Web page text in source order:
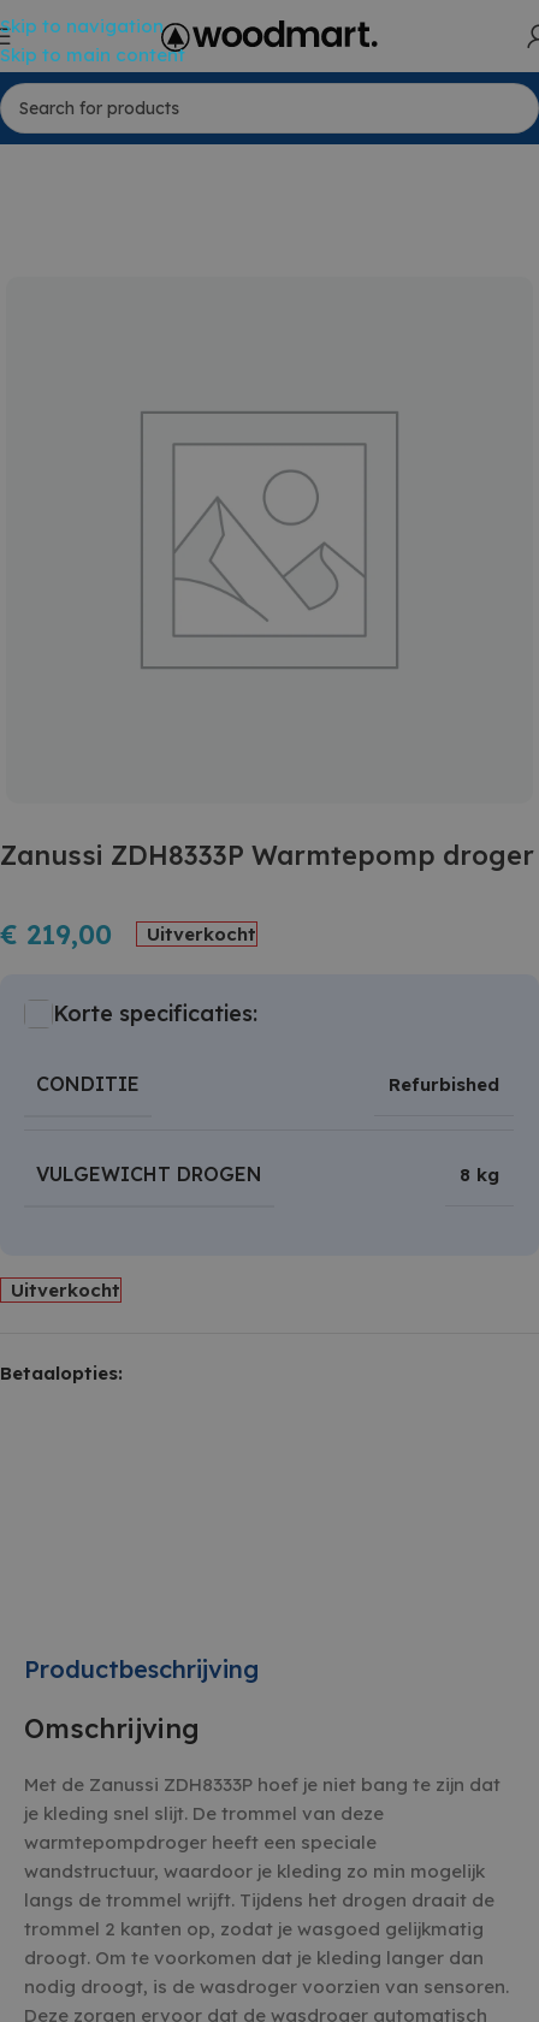
Skip to navigation
Skip to main content
Zanussi ZDH8333P Warmtepomp droger
€ 219,00 Uitverkocht
Korte specificaties:
CONDITIE Refurbished
VULGEWICHT DROGEN 8 kg
Uitverkocht
Betaalopties:
Productbeschrijving
Omschrijving
Met de Zanussi ZDH8333P hoef je niet bang te zijn dat
je kleding snel slijt. De trommel van deze
warmtepompdroger heeft een speciale
wandstructuur, waardoor je kleding zo min mogelijk
langs de trommel wrijft. Tijdens het drogen draait de
trommel 2 kanten op, zodat je wasgoed gelijkmatig
droogt. Om te voorkomen dat je kleding langer dan
nodig droogt, is de wasdroger voorzien van sensoren.
Deze zorgen ervoor dat de wasdroger automatisch